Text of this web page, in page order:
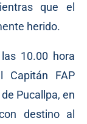
que el
herido.
10.00 hora
Capitán FAP
Pucallpa, en
destino al